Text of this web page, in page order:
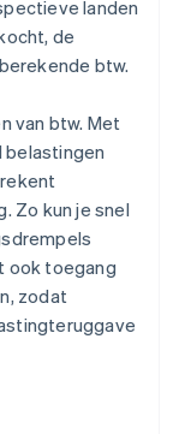
landen
de
btw.
van btw. Met
belastingen
Zo kun je snel
ook toegang
zodat